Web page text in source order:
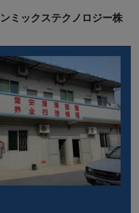
ミックステクノロジー株